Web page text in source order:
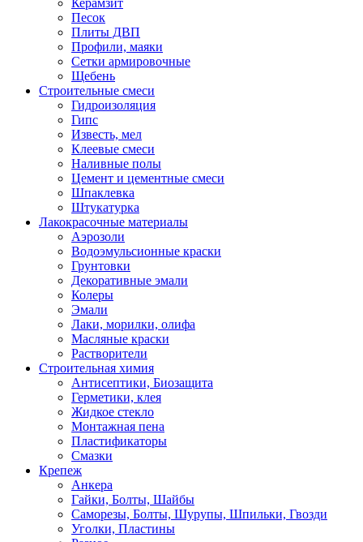
Керамзит
Песок
Плиты ДВП
Профили, маяки
Сетки армировочные
Щебень
Строительные смеси
Гидроизоляция
Гипс
Известь, мел
Клеевые смеси
Наливные полы
Цемент и цементные смеси
Шпаклевка
Штукатурка
Лакокрасочные материалы
Аэрозоли
Водоэмульсионные краски
Грунтовки
Декоративные эмали
Колеры
Эмали
Лаки, морилки, олифа
Масляные краски
Растворители
Строительная химия
Антисептики, Биозащита
Герметики, клея
Жидкое стекло
Монтажная пена
Пластификаторы
Смазки
Крепеж
Анкера
Гайки, Болты, Шайбы
Саморезы, Болты, Шурупы, Шпильки, Гвозди
Уголки, Пластины